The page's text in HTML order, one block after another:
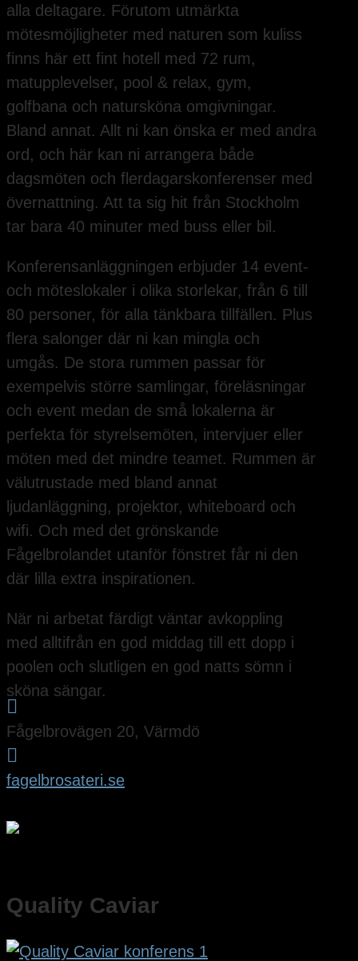
alla deltagare. Förutom utmärkta
mötesmöjligheter med naturen som kuliss
finns här ett fint hotell med 72 rum,
matupplevelser, pool & relax, gym,
golfbana och natursköna omgivningar.
Bland annat. Allt ni kan önska er med andra
ord, och här kan ni arrangera både
dagsmöten och flerdagarskonferenser med
övernattning. Att ta sig hit från Stockholm
tar bara 40 minuter med buss eller bil.
Konferensanläggningen erbjuder 14 event-
och möteslokaler i olika storlekar, från 6 till
80 personer, för alla tänkbara tillfällen. Plus
flera salonger där ni kan mingla och
umgås. De stora rummen passar för
exempelvis större samlingar, föreläsningar
och event medan de små lokalerna är
perfekta för styrelsemöten, intervjuer eller
möten med det mindre teamet. Rummen är
välutrustade med bland annat
ljudanläggning, projektor, whiteboard och
wifi. Och med det grönskande
Fågelbrolandet utanför fönstret får ni den
där lilla extra inspirationen.
När ni arbetat färdigt väntar avkoppling
med alltifrån en god middag till ett dopp i
poolen och slutligen en god natts sömn i
sköna sängar.

Fågelbrovägen 20, Värmdö

fagelbrosateri.se
Quality Caviar